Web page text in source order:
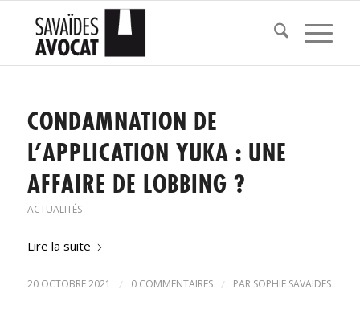
CONDAMNATION DE
L’APPLICATION YUKA : UNE
AFFAIRE DE LOBBING ?
ACTUALITÉS
Lire la suite
20 OCTOBRE 2021 / 0 COMMENTAIRES / PAR SOPHIE SAVAIDES